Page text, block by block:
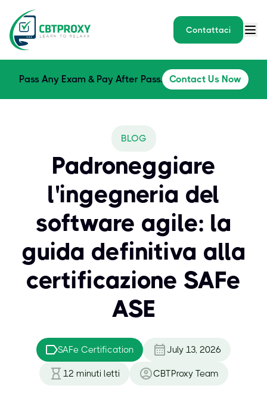
Contattaci
Pass Any Exam & Pay After Pass. Contact Us Now
BLOG
Padroneggiare
l'ingegneria del
software agile: la
guida definitiva alla
certificazione SAFe
ASE
SAFe Certification July 13, 2026
12 minuti letti CBTProxy Team